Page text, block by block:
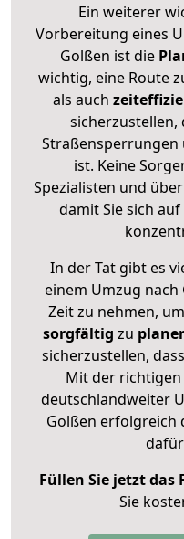
Ein weiterer
Vorbereitung eines
Golßen ist die
wichtig, eine Route
als auch
sicherzustellen,
Straßensperrungen
ist. Keine
Spezialisten und
damit Sie sich
In der Tat gibt es
einem Umzug nach
Zeit zu nehmen,
sorgfältig zu
sicherzustellen,
Mit der
deutschlandweiter
Golßen
Füllen Sie jetzt das
Sie